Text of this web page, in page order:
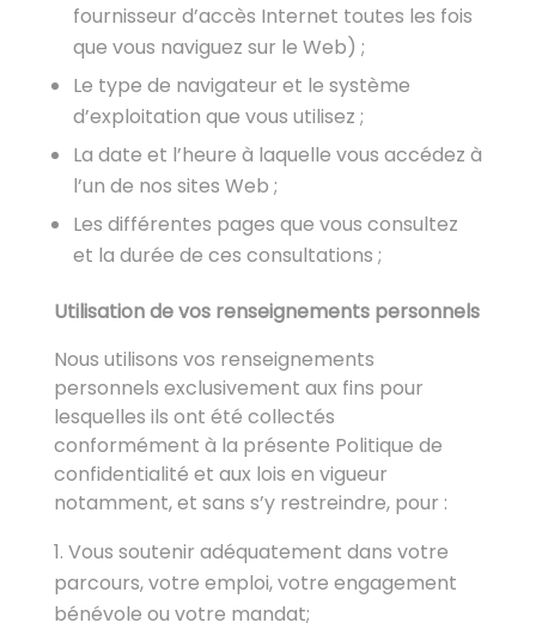
fournisseur d’accès Internet toutes les fois
que vous naviguez sur le Web) ;
Le type de navigateur et le système
d’exploitation que vous utilisez ;
La date et l’heure à laquelle vous accédez à
l’un de nos sites Web ;
Les différentes pages que vous consultez
et la durée de ces consultations ;
Utilisation de vos renseignements personnels
Nous utilisons vos renseignements
personnels exclusivement aux fins pour
lesquelles ils ont été collectés
conformément à la présente Politique de
confidentialité et aux lois en vigueur
notamment, et sans s’y restreindre, pour :
Vous soutenir adéquatement dans votre
parcours, votre emploi, votre engagement
bénévole ou votre mandat;